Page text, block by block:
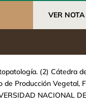
VER
(2) Cátedra
de Producción Vegetal,
NACIONAL